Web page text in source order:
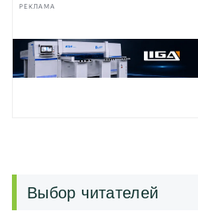
РЕКЛАМА
Выбор читателей